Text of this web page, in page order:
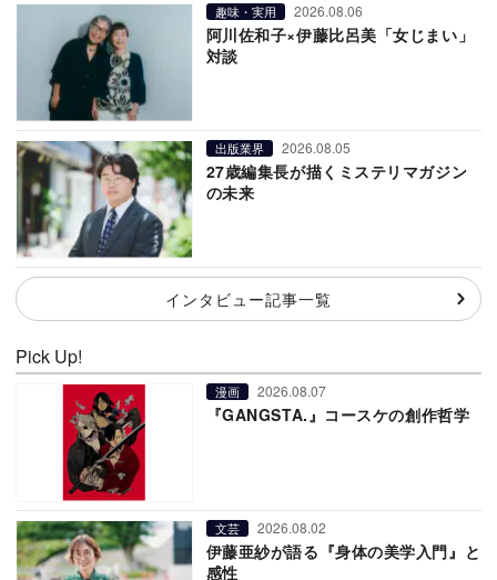
趣味・実用 2026.08.06
阿川佐和子×伊藤比呂美「女じまい」
対談
出版業界 2026.08.05
27歳編集長が描くミステリマガジン
の未来
インタビュー記事一覧
Pick Up!
漫画 2026.08.07
『GANGSTA.』コースケの創作哲学
文芸 2026.08.02
伊藤亜紗が語る『身体の美学入門』と
感性